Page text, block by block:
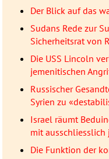
Der Blick auf das
Sudans Rede zur
Sicherheitsrat von
Die USS Lincoln
jemenitischen
Russischer
Syrien zu
Israel räumt
mit ausschliesslich
Die Funktion der